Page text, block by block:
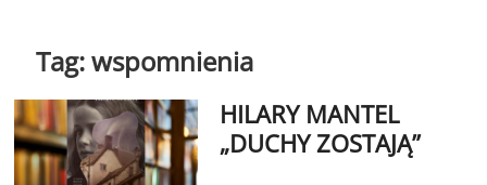
Tag:wspomnienia
HILARY MANTEL
„DUCHY ZOSTAJĄ”